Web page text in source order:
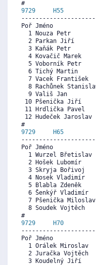
9729
H55
Poř Jméno
1
2
3
4
5
6 Tichý
7 Vacek
8 Rachůnek
9
10
11
12 Hudeček
9729
H65
Poř Jméno
1 Wurzel
2 Hošek
3 Skryja
4 Nosek
5 Blabla
6 Šenkýř
7 Pšenička
8 Soudek
9729
H70
Poř Jméno
1 Orálek
2 Juračka
3